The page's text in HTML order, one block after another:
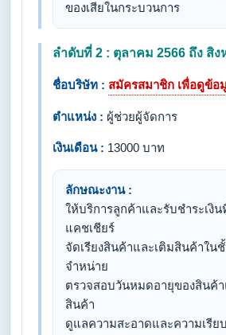
ของเสียในกระบวนการ
ลำดับที่ 2 : ตุลาคม 2566 ถึง สิง
ชื่อบริษัท : สมัครสมาชิก เพื่อดูข้อ
ตำแหน่ง : ผู้ช่วยผู้จัดการ
เงินเดือน : 13000 บาท
ลักษณะงาน :
ให้บริการลูกค้าและรับชำระเงิน
แคชเชียร์
จัดเรียงสินค้าและเติมสินค้าใน
จำหน่าย
ตรวจสอบวันหมดอายุของสินค้
สินค้า
ดูแลความสะอาดและความเรีย